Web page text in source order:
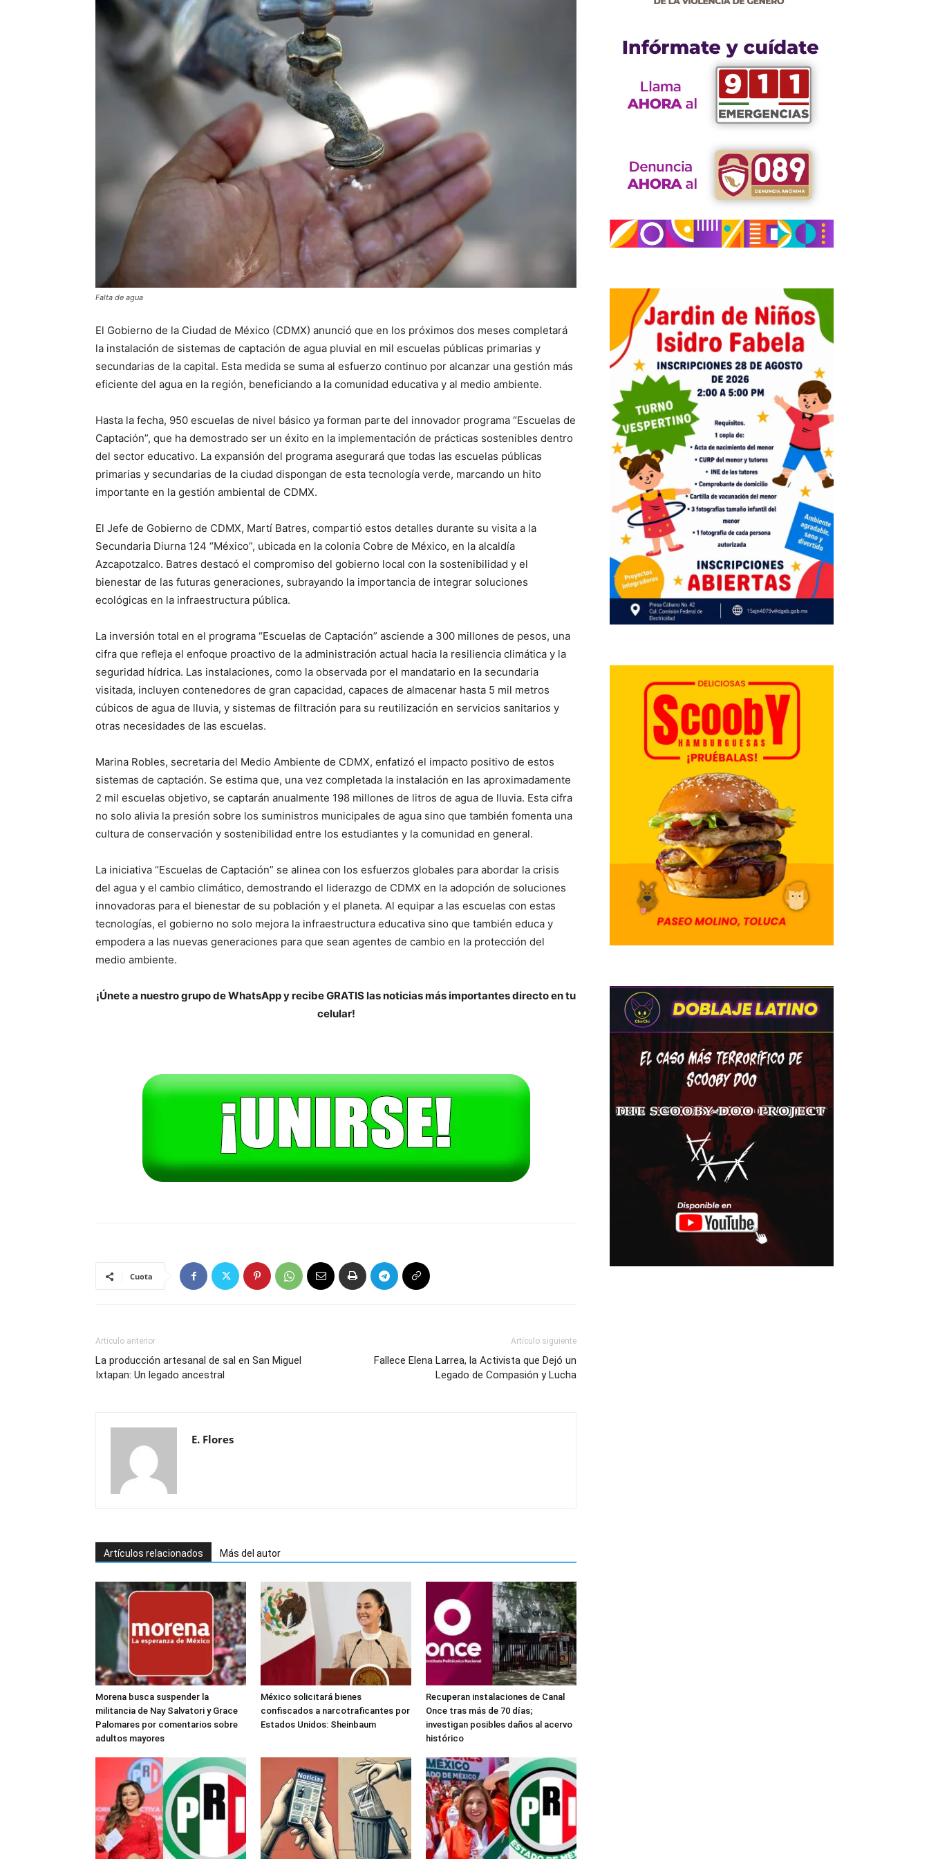
Falta de agua
El Gobierno de la Ciudad de México (CDMX) anunció que en los próximos dos meses completará
la instalación de sistemas de captación de agua pluvial en mil escuelas públicas primarias y
secundarias de la capital. Esta medida se suma al esfuerzo continuo por alcanzar una gestión más
eficiente del agua en la región, beneficiando a la comunidad educativa y al medio ambiente.
Hasta la fecha, 950 escuelas de nivel básico ya forman parte del innovador programa “Escuelas de
Captación”, que ha demostrado ser un éxito en la implementación de prácticas sostenibles dentro
del sector educativo. La expansión del programa asegurará que todas las escuelas públicas
primarias y secundarias de la ciudad dispongan de esta tecnología verde, marcando un hito
importante en la gestión ambiental de CDMX.
El Jefe de Gobierno de CDMX, Martí Batres, compartió estos detalles durante su visita a la
Secundaria Diurna 124 “México”, ubicada en la colonia Cobre de México, en la alcaldía
Azcapotzalco. Batres destacó el compromiso del gobierno local con la sostenibilidad y el
bienestar de las futuras generaciones, subrayando la importancia de integrar soluciones
ecológicas en la infraestructura pública.
La inversión total en el programa “Escuelas de Captación” asciende a 300 millones de pesos, una
cifra que refleja el enfoque proactivo de la administración actual hacia la resiliencia climática y la
seguridad hídrica. Las instalaciones, como la observada por el mandatario en la secundaria
visitada, incluyen contenedores de gran capacidad, capaces de almacenar hasta 5 mil metros
cúbicos de agua de lluvia, y sistemas de filtración para su reutilización en servicios sanitarios y
otras necesidades de las escuelas.
Marina Robles, secretaria del Medio Ambiente de CDMX, enfatizó el impacto positivo de estos
sistemas de captación. Se estima que, una vez completada la instalación en las aproximadamente
2 mil escuelas objetivo, se captarán anualmente 198 millones de litros de agua de lluvia. Esta cifra
no solo alivia la presión sobre los suministros municipales de agua sino que también fomenta una
cultura de conservación y sostenibilidad entre los estudiantes y la comunidad en general.
La iniciativa “Escuelas de Captación” se alinea con los esfuerzos globales para abordar la crisis
del agua y el cambio climático, demostrando el liderazgo de CDMX en la adopción de soluciones
innovadoras para el bienestar de su población y el planeta. Al equipar a las escuelas con estas
tecnologías, el gobierno no solo mejora la infraestructura educativa sino que también educa y
empodera a las nuevas generaciones para que sean agentes de cambio en la protección del
medio ambiente.
¡Únete a nuestro grupo de WhatsApp y recibe GRATIS las noticias más importantes directo en tu
celular!
Cuota
Artículo anterior
La producción artesanal de sal en San Miguel
Ixtapan: Un legado ancestral
Artículo siguiente
Fallece Elena Larrea, la Activista que Dejó un
Legado de Compasión y Lucha
E. Flores
Artículos relacionados Más del autor
Morena busca suspender la
militancia de Nay Salvatori y Grace
Palomares por comentarios sobre
adultos mayores
México solicitará bienes
confiscados a narcotraficantes por
Estados Unidos: Sheinbaum
Recuperan instalaciones de Canal
Once tras más de 70 días;
investigan posibles daños al acervo
histórico